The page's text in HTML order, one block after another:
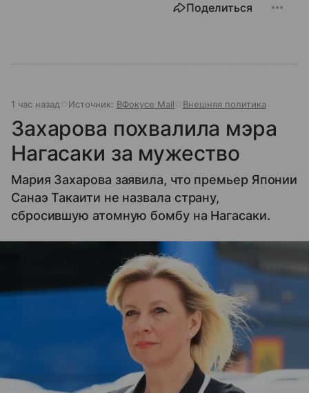
Поделиться
1 час назад Источник: ВФокусе Mail Внешняя политика
Захарова похвалила мэра
Нагасаки за мужество
Мария Захарова заявила, что премьер Японии
Санаэ Такаити не назвала страну,
сбросившую атомную бомбу на Нагасаки.